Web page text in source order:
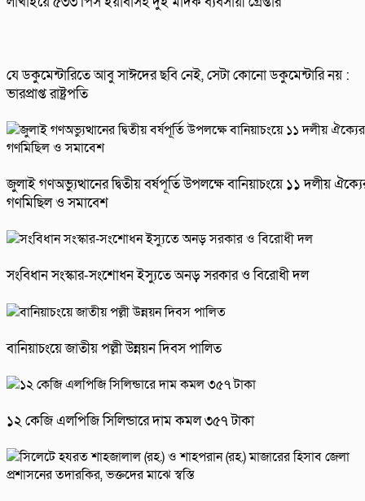
যে ডকুমেন্টারিতে আবু সাঈদের ছবি নেই, সেটা কোনো ডকুমেন্টারি নয় :
ভারপ্রাপ্ত রাষ্ট্রপতি
জুলাই গণঅভ্যুত্থানের দ্বিতীয় বর্ষপূর্তি উপলক্ষে বানিয়াচংয়ে ১১ দলীয়
গণমিছিল ও সমাবেশ
সংবিধান সংস্কার-সংশোধন ইস্যুতে অনড় সরকার ও বিরোধী দল
বানিয়াচংয়ে জাতীয় পল্লী উন্নয়ন দিবস পালিত
১২ কেজি এলপিজি সিলিন্ডারে দাম কমল ৩৫৭ টাকা